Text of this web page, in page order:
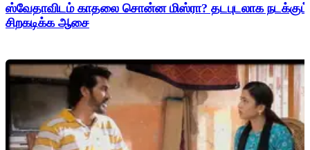
ஸ்வேதாவிடம் காதலை சொன்ன மிஸ்ரா? தடபுடலாக நடக்கும்
சிறகடிக்க ஆசை